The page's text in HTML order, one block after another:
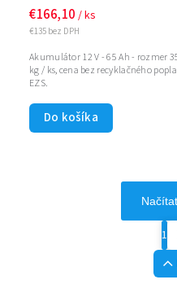
€135 bez DPH
€166,10 / ks
Do košíka
Akumulátor 12 V - 65 Ah - rozmer
kg / ks, cena bez recyklačného
EZS.
1